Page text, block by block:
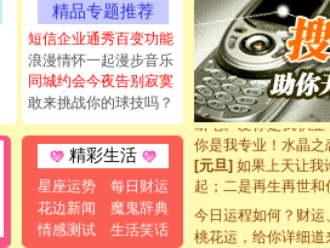
精品专题推荐
短信企业通秀百变功能
浪漫情怀一起漫步音乐
同城约会今夜告别寂寞
敢来挑战你的球技吗？
精彩生活
星座运势
每日财运
花边新闻
魔鬼辞典
情感测试
生活笑话
能正大光明地骚扰你
都要快乐噢!
[圣诞节]奉上一颗祝
如意,快乐,鲜花,一切
[元旦]看到你我会触
断电。爱你是我职业
你是我专业！水晶之
[元旦]如果上天让我
起；二是再生再世和
离。水晶之恋祝你新
[元旦]当我狠下心扭
泣，这痛楚让我明白
今日运程如何？财运
桃花运，给你详细道